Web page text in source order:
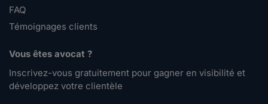
FAQ
Témoignages clients
Vous êtes avocat ?
Inscrivez-vous gratuitement pour gagner en visibilité et
développez votre clientèle